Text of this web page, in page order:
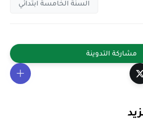
السنة الخامسة ابتدائي